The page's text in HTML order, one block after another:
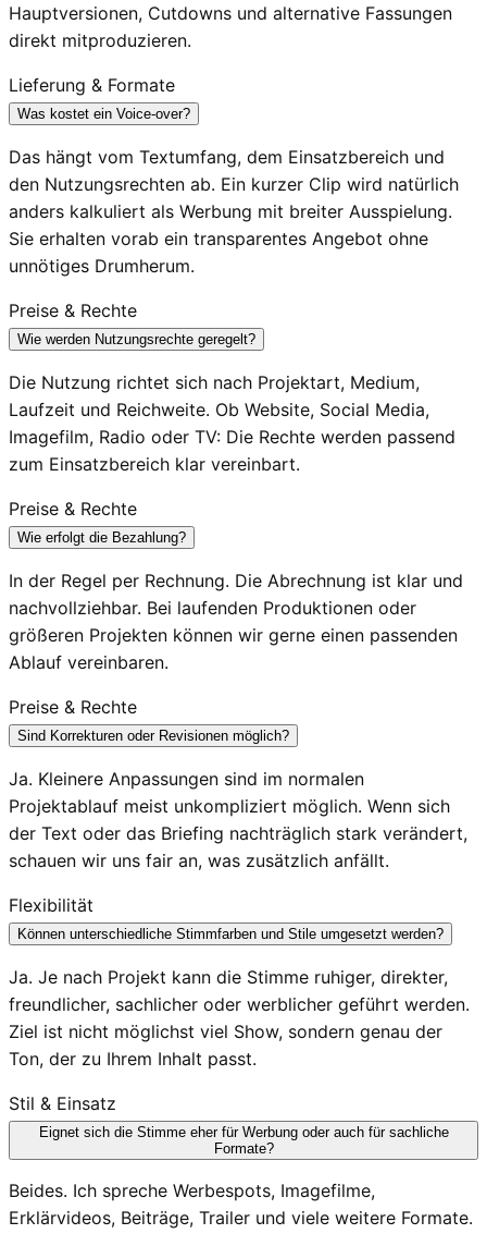
Hauptversionen, Cutdowns und alternative Fassungen
direkt mitproduzieren.
Lieferung & Formate
Was kostet ein Voice-over?
Das hängt vom Textumfang, dem Einsatzbereich und
den Nutzungsrechten ab. Ein kurzer Clip wird natürlich
anders kalkuliert als Werbung mit breiter Ausspielung.
Sie erhalten vorab ein transparentes Angebot ohne
unnötiges Drumherum.
Preise & Rechte
Wie werden Nutzungsrechte geregelt?
Die Nutzung richtet sich nach Projektart, Medium,
Laufzeit und Reichweite. Ob Website, Social Media,
Imagefilm, Radio oder TV: Die Rechte werden passend
zum Einsatzbereich klar vereinbart.
Preise & Rechte
Wie erfolgt die Bezahlung?
In der Regel per Rechnung. Die Abrechnung ist klar und
nachvollziehbar. Bei laufenden Produktionen oder
größeren Projekten können wir gerne einen passenden
Ablauf vereinbaren.
Preise & Rechte
Sind Korrekturen oder Revisionen möglich?
Ja. Kleinere Anpassungen sind im normalen
Projektablauf meist unkompliziert möglich. Wenn sich
der Text oder das Briefing nachträglich stark verändert,
schauen wir uns fair an, was zusätzlich anfällt.
Flexibilität
Können unterschiedliche Stimmfarben und Stile umgesetzt werden?
Ja. Je nach Projekt kann die Stimme ruhiger, direkter,
freundlicher, sachlicher oder werblicher geführt werden.
Ziel ist nicht möglichst viel Show, sondern genau der
Ton, der zu Ihrem Inhalt passt.
Stil & Einsatz
Eignet sich die Stimme eher für Werbung oder auch für sachliche
Formate?
Beides. Ich spreche Werbespots, Imagefilme,
Erklärvideos, Beiträge, Trailer und viele weitere Formate.